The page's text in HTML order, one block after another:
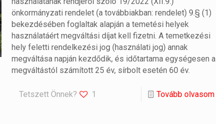
önkormányzati rendelet (a továbbiakban: rendelet) 9.§ (1)
bekezdésében foglaltak alapján a temetési helyek
használatáért megváltási díjat kell fizetni. A temetkezési
hely feletti rendelkezési jog (használati jog) annak
megváltása napján kezdődik, és időtartama egységesen a
megváltástól számított 25 év, sírbolt esetén 60 év.
Tetszett Önnek? 1 Tovább olvasom